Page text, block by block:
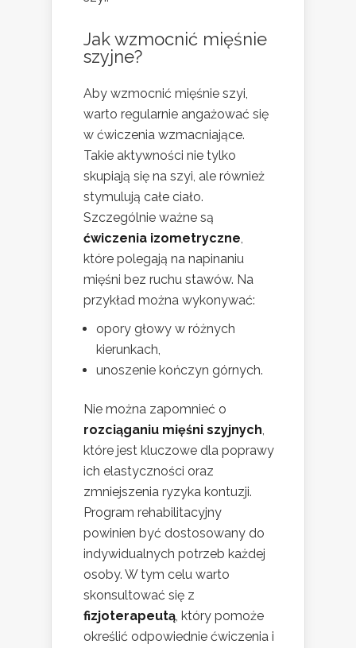
Jak wzmocnić mięśnie
szyjne?
Aby wzmocnić mięśnie szyi,
warto regularnie angażować się
w ćwiczenia wzmacniające.
Takie aktywności nie tylko
skupiają się na szyi, ale również
stymulują całe ciało.
Szczególnie ważne są
ćwiczenia izometryczne
które polegają na napinaniu
mięśni bez ruchu stawów. Na
przykład można wykonywać:
opory głowy w różnych
kierunkach,
unoszenie kończyn górnych.
Nie można zapomnieć o
rozciąganiu mięśni szyjnych
które jest kluczowe dla poprawy
ich elastyczności oraz
zmniejszenia ryzyka kontuzji.
Program rehabilitacyjny
powinien być dostosowany do
indywidualnych potrzeb każdej
osoby. W tym celu warto
skonsultować się z
fizjoterapeutą , który pomoże
określić odpowiednie ćwiczenia i